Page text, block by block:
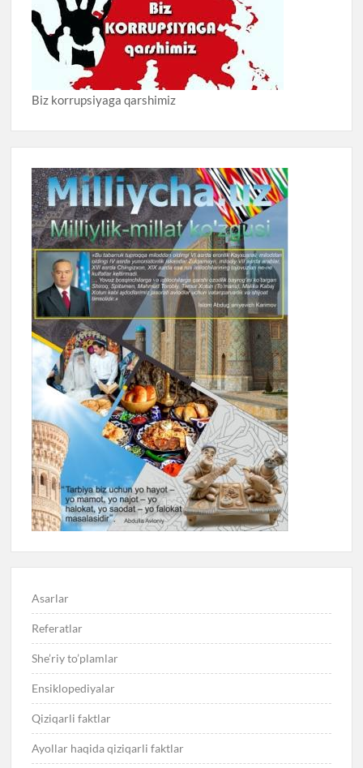
Biz korrupsiyaga qarshimiz
Asarlar
Referatlar
She’riy to’plamlar
Ensiklopediyalar
Qiziqarli faktlar
Ayollar haqida qiziqarli faktlar